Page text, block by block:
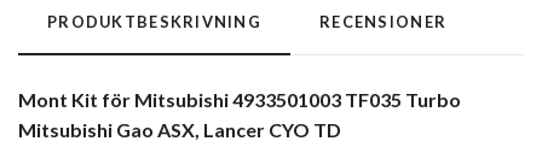
PRODUKTBESKRIVNING RECENSIONER
Mont Kit för Mitsubishi 4933501003 TF035 Turbo
Mitsubishi Gao ASX, Lancer CYO TD